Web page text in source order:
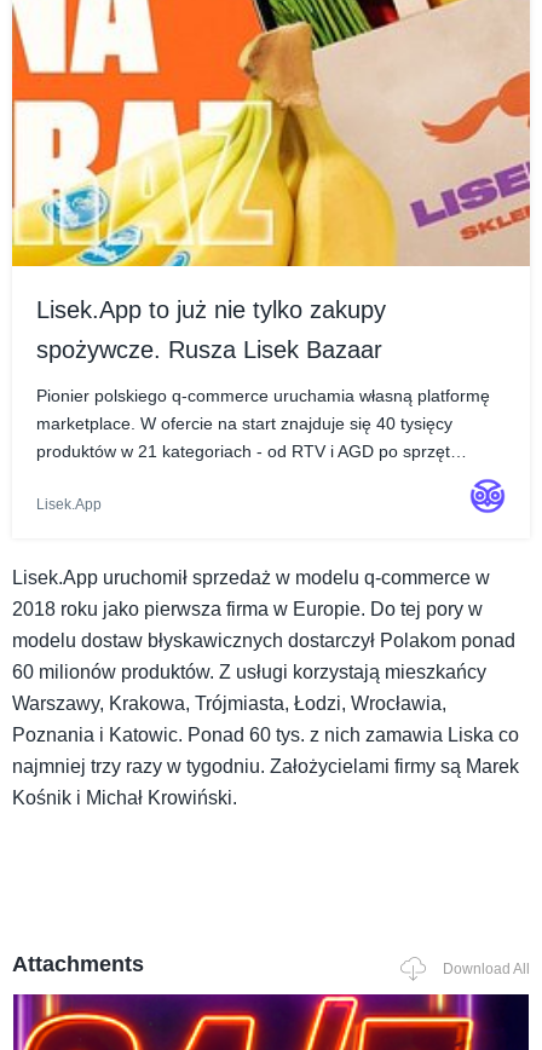
Lisek.App to już nie tylko zakupy
spożywcze. Rusza Lisek Bazaar
Pionier polskiego q-commerce uruchamia własną platformę
marketplace. W ofercie na start znajduje się 40 tysięcy
produktów w 21 kategoriach - od RTV i AGD po sprzęt
sportowy, artykuły dla dzieci, akcesoria do domu, kosmetyki,
meble. Docelowo Lisek Bazaar po zakończeni...
Lisek.App
Lisek.App uruchomił sprzedaż w modelu q-commerce w
2018 roku jako pierwsza firma w Europie. Do tej pory w
modelu dostaw błyskawicznych dostarczył Polakom ponad
60 milionów produktów. Z usługi korzystają mieszkańcy
Warszawy, Krakowa, Trójmiasta, Łodzi, Wrocławia,
Poznania i Katowic. Ponad 60 tys. z nich zamawia Liska co
najmniej trzy razy w tygodniu. Założycielami firmy są Marek
Kośnik i Michał Krowiński.
Attachments Download All